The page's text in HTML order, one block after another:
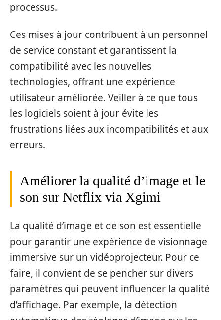
processus.
Ces mises à jour contribuent à un personnel
de service constant et garantissent la
compatibilité avec les nouvelles
technologies, offrant une expérience
utilisateur améliorée. Veiller à ce que tous
les logiciels soient à jour évite les
frustrations liées aux incompatibilités et aux
erreurs.
Améliorer la qualité d’image et le
son sur Netflix via Xgimi
La qualité d’image et de son est essentielle
pour garantir une expérience de visionnage
immersive sur un vidéoprojecteur. Pour ce
faire, il convient de se pencher sur divers
paramètres qui peuvent influencer la qualité
d’affichage. Par exemple, la détection